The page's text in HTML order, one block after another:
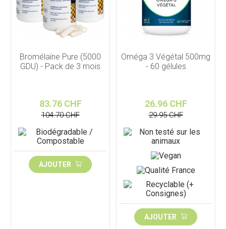
Bromélaïne Pure (5000
GDU) - Pack de 3 mois
83.76 CHF
104.70 CHF
AJOUTER
Oméga 3 Végétal 500mg
- 60 gélules
26.96 CHF
29.95 CHF
AJOUTER